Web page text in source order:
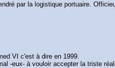
par la logistique portuaire.
VI c'est à dire en 1999.
-eux- à vouloir accepter la triste